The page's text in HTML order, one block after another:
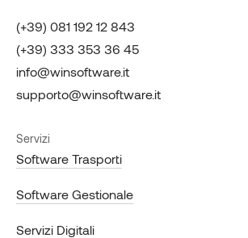
(+39) 081 192 12 843
(+39) 333 353 36 45
info@winsoftware.it
supporto@winsoftware.it
Servizi
Software Trasporti
Software Gestionale
Servizi Digitali